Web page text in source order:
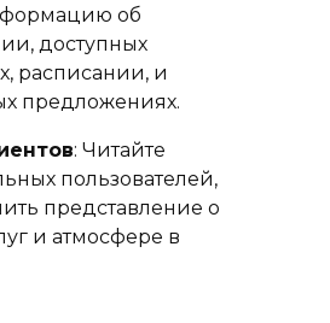
об
доступных
расписании, и
предложениях.
: Читайте
пользователей,
представление о
и атмосфере в